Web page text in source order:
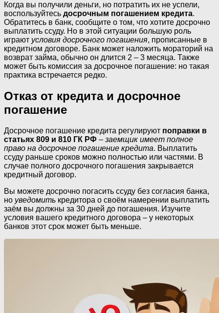
Когда вы получили деньги, но потратить их не успели,
воспользуйтесь досрочным погашением кредита.
Обратитесь в банк, сообщите о том, что хотите досрочно
выплатить ссуду. Но в этой ситуации большую роль
играют условия досрочного погашения, прописанные в
кредитном договоре. Банк может наложить мораторий на
возврат займа, обычно он длится 2 – 3 месяца. Также
может быть комиссия за досрочное погашение: но такая
практика встречается редко.
Отказ от кредита и досрочное
погашение
Досрочное погашение кредита регулируют поправки в
статьях 809 и 810 ГК РФ – заемщик имеет полное
право на досрочное погашение кредита. Выплатить
ссуду раньше сроков можно полностью или частями. В
случае полного досрочного погашения закрывается
кредитный договор.
Вы можете досрочно погасить ссуду без согласия банка,
но уведомить кредитора о своём намерении выплатить
заём вы должны за 30 дней до погашения. Изучите
условия вашего кредитного договора – у некоторых
банков этот срок может быть меньше.